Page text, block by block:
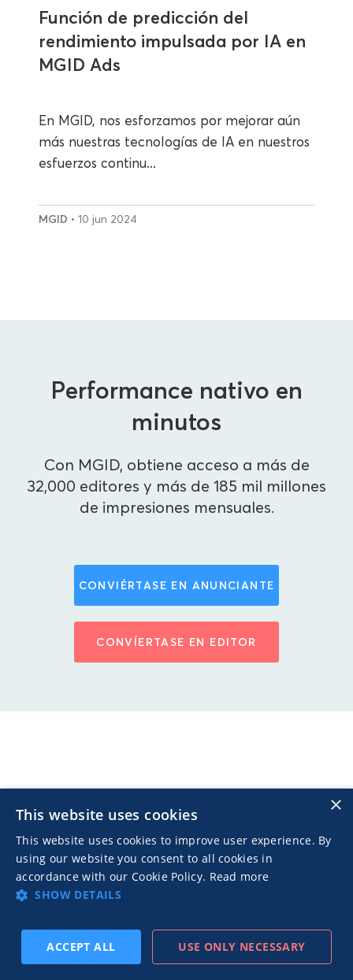
Función de predicción del
rendimiento impulsada por IA en
MGID Ads
En MGID, nos esforzamos por mejorar aún
más nuestras tecnologías de IA en nuestros
esfuerzos continu...
MGID • 10 jun 2024
Performance nativo en
minutos
Con MGID, obtiene acceso a más de
32,000 editores y más de 185 mil millones
de impresiones mensuales.
CONVIÉRTASE EN ANUNCIANTE
CONVÍERTASE EN EDITOR
Nuestra Compañía
Nuestro Equipo
Locaciones
Recursos de Prensa
×
This website uses cookies
This website uses cookies to improve user experience. By
using our website you consent to all cookies in
accordance with our Cookie Policy. Read more
SHOW DETAILS
ACCEPT ALL USE ONLY NECESSARY